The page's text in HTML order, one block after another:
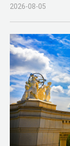
2026-08-05